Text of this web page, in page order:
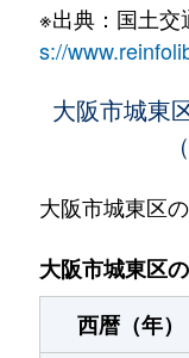
今福西
今福西
今福西
今福西
※出典：国土交
s://
大阪市城東
大阪市城東区
大阪市城東区
西暦（年）